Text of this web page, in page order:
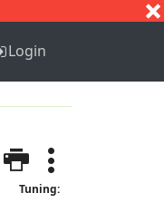
Login
Tuning: